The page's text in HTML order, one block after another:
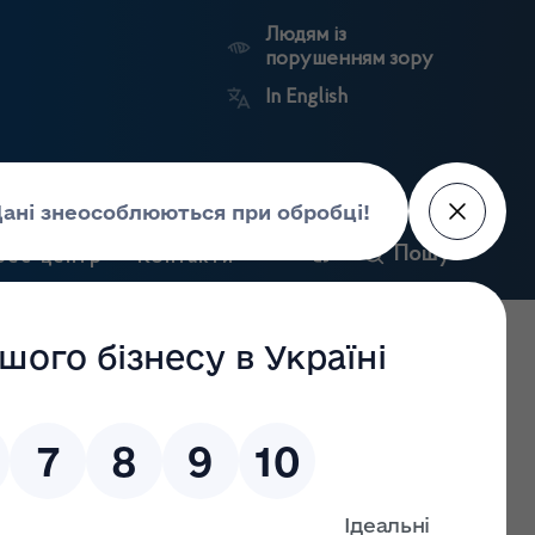
Людям із
порушенням зору
In English
центр Контакти Пошук
Ринковий
Державні
Антикорупційний
портал